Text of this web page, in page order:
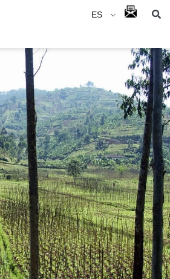
ES